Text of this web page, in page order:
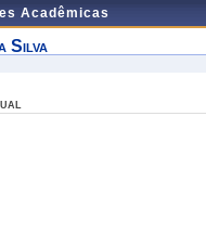
Acadêmicas
Silva